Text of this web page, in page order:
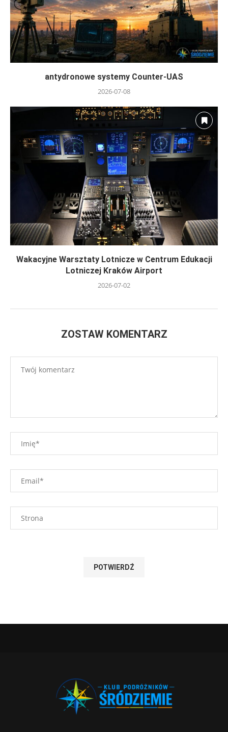
antydronowe systemy Counter-UAS
2026-07-08
Wakacyjne Warsztaty Lotnicze w Centrum Edukacji
Lotniczej Kraków Airport
2026-07-02
ZOSTAW KOMENTARZ